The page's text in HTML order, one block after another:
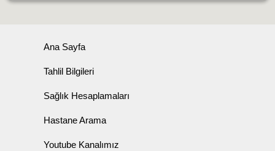
Ana Sayfa
Tahlil Bilgileri
Sağlık Hesaplamaları
Hastane Arama
Youtube Kanalımız